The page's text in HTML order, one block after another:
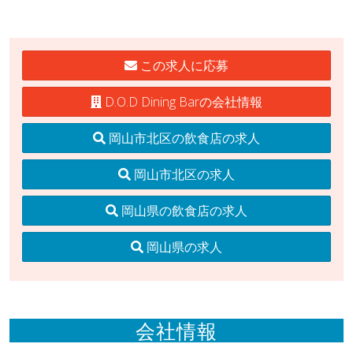
この求人に応募
D.O.D Dining Barの会社情報
岡山市北区の飲食店の求人
岡山市北区の求人
岡山県の飲食店の求人
岡山県の求人
会社情報